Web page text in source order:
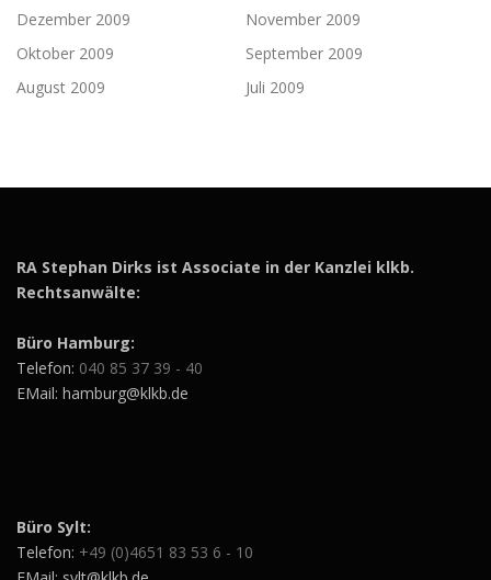
Dezember 2009
November 2009
Oktober 2009
September 2009
August 2009
Juli 2009
RA Stephan Dirks ist Associate in der Kanzlei klkb.
Rechtsanwälte:
Büro Hamburg:
Telefon: 040 85 37 39 - 40
EMail: hamburg@klkb.de
Büro Sylt:
Telefon: +49 (0)4651 83 53 6 - 10